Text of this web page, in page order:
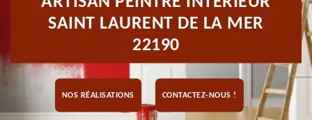
SAINT LAURENT DE LA MER
22190
NOS RÉALISATIONS CONTACTEZ-NOUS !